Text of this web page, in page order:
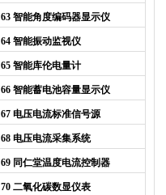
63 智能角度编码器显示仪
64 智能振动监视仪
65 智能库伦电量计
66 智能蓄电池容量显示仪
67 电压电流标准信号源
68 电压电流采集系统
69 同仁堂温度电流控制器
70 二氧化碳数显仪表